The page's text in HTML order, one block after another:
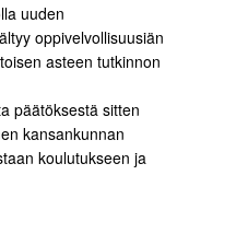
uuden
oppivelvollisuusiän
asteen tutkinnon
päätöksestä sitten
kansankunnan
koulutukseen ja